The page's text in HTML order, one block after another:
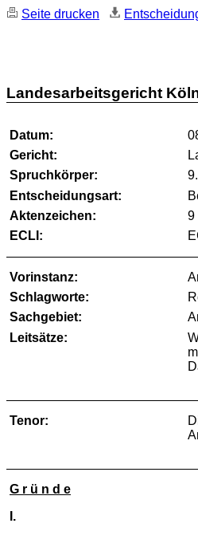
Seite drucken
Landesarbeitsgericht
Datum:
Gericht:
Spruchkörper:
Entscheidungsart:
Aktenzeichen:
9
ECLI:
Vorinstanz:
Schlagworte:
Sachgebiet:
Leitsätze:
Tenor:
G r ü n d e
I.